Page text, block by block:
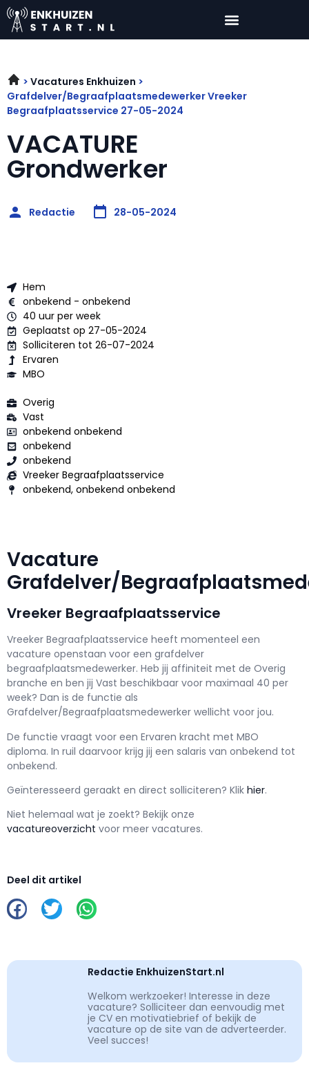
Vacatures Enkhuizen
Grafdelver/Begraafplaatsmedewerker Vreeker
Begraafplaatsservice 27-05-2024
VACATURE
Grondwerker
Redactie 28-05-2024
Hem
onbekend - onbekend
40 uur per week
Geplaatst op 27-05-2024
Solliciteren tot 26-07-2024
Ervaren
MBO
Overig
Vast
onbekend onbekend
onbekend
onbekend
Vreeker Begraafplaatsservice
onbekend, onbekend onbekend
Vacature
Grafdelver/
Vreeker Begraafplaatsservice
Vreeker Begraafplaatsservice heeft momenteel een
vacature openstaan voor een grafdelver
begraafplaatsmedewerker. Heb jij affiniteit met de Overig
branche en ben jij Vast beschikbaar voor maximaal 40 per
week? Dan is de functie als
Grafdelver/Begraafplaatsmedewerker wellicht voor jou.
De functie vraagt voor een Ervaren kracht met MBO
diploma. In ruil daarvoor krijg jij een salaris van onbekend tot
onbekend.
Geïnteresseerd geraakt en direct solliciteren? Klik hier.
Niet helemaal wat je zoekt? Bekijk onze
vacatureoverzicht voor meer vacatures.
Deel dit artikel
Redactie EnkhuizenStart.nl
Welkom werkzoeker! Interesse in deze
vacature? Solliciteer dan eenvoudig met
je CV en motivatiebrief of bekijk de
vacature op de site van de adverteerder.
Veel succes!